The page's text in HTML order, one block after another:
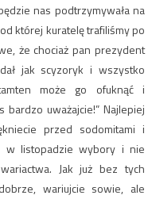
nas podtrzymywała na
której kuratelę trafiliśmy po
że chociaż pan prezydent
jak scyzoryk i wszystko
może go ofuknąć i
uważajcie!” Najlepiej
przed sodomitami i
w listopadzie wybory i nie
Jak już bez tych
wariujcie sowie, ale